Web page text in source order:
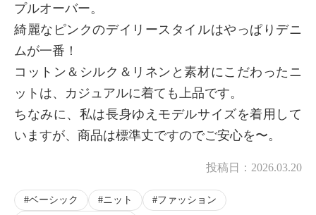
プルオーバー。
綺麗なピンクのデイリースタイルはやっぱりデニ
ムが一番！
コットン＆シルク＆リネンと素材にこだわったニ
ットは、カジュアルに着ても上品です。
ちなみに、私は長身ゆえモデルサイズを着用して
いますが、商品は標準丈ですのでご安心を〜。
投稿日： 2026.03.20
ベーシック ニット
ファッション